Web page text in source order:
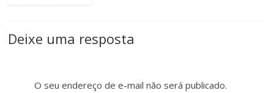
Deixe uma resposta
O seu endereço de e-mail não será publicado.